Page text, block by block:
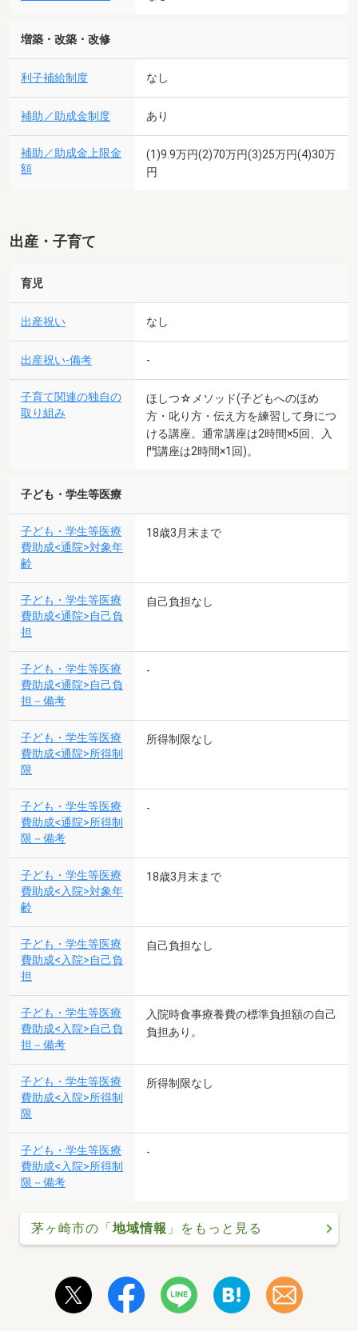
増築・改築・改修
利子補給制度 なし
補助／助成金制度 あり
補助／助成金上限金
額
(1)9.9万円(2)70万円(3)25万円(4)30万
円
出産・子育て
育児
出産祝い なし
出産祝い-備考 -
子育て関連の独自の
取り組み
ほしつ☆メソッド(子どもへのほめ
方・叱り方・伝え方を練習して身につ
ける講座。通常講座は2時間×5回、入
門講座は2時間×1回)。
子ども・学生等医療
子ども・学生等医療
費助成<通院>対象年
齢
18歳3月末まで
子ども・学生等医療
費助成<通院>自己負
担
自己負担なし
子ども・学生等医療
費助成<通院>自己負
担－備考
-
子ども・学生等医療
費助成<通院>所得制
限
所得制限なし
子ども・学生等医療
費助成<通院>所得制
限－備考
-
子ども・学生等医療
費助成<入院>対象年
齢
18歳3月末まで
子ども・学生等医療
費助成<入院>自己負
担
自己負担なし
子ども・学生等医療
費助成<入院>自己負
担－備考
入院時食事療養費の標準負担額の自己
負担あり。
子ども・学生等医療
費助成<入院>所得制
限
所得制限なし
子ども・学生等医療
費助成<入院>所得制
限－備考
-
茅ヶ崎市の「地域情報 」をもっと見る